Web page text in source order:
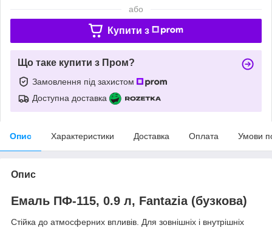
або
Купити з
Що таке купити з Пром?
Замовлення під захистом
Доступна доставка
Опис Характеристики Доставка Оплата Умови
Опис
Емаль ПФ-115, 0.9 л, Fantazia (бузкова)
Стійка до атмосферних впливів. Для зовнішніх і внутрішніх